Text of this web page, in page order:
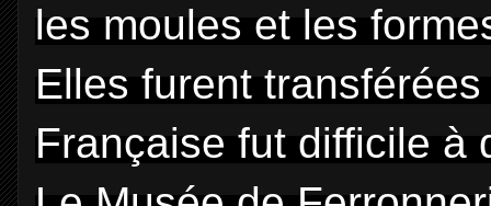
les moules et les
Elles furent
Française fut difficile à